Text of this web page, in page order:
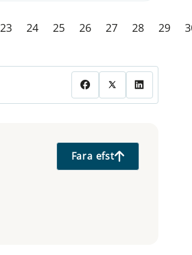
23 24 25 26 27 28 29
Fara efst